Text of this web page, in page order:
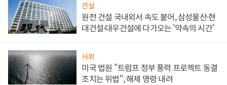
건설
원전 건설 국내외서 속도 붙어, 삼성물산·현
대건설·대우건설에 다가오는 '약속의 시간'
사회
미국 법원 "트럼프 정부 풍력 프로젝트 동결
조치는 위법", 해제 명령 내려